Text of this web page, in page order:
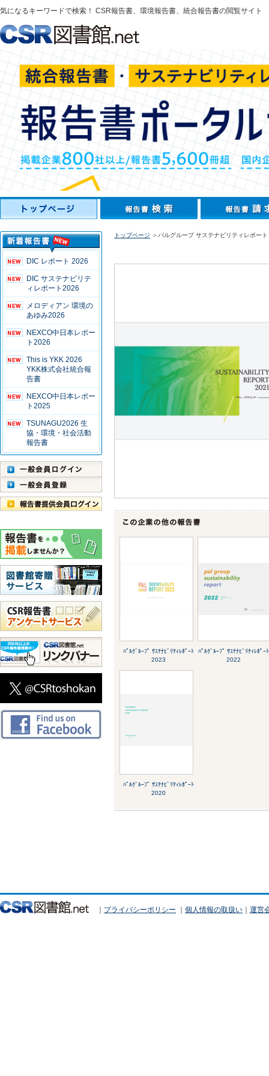
気になるキーワードで検索！ CSR報告書、環境報告書、統合報告書の閲覧サイト
DIC レポート 2026
DIC サステナビリテ
ィレポート2026
メロディアン 環境の
あゆみ2026
NEXCO中日本レポー
ト2026
This is YKK 2026
YKK株式会社統合報
告書
NEXCO中日本レポー
ト2025
TSUNAGU2026 生
協・環境・社会活動
報告書
トップページ ＞パルグループ サステナビリティレポー
ﾊﾟﾙｸﾞﾙｰﾌﾟ ｻｽﾃﾅﾋﾞﾘﾃｨﾚﾎﾟｰﾄ
2023
ﾊﾟﾙｸﾞﾙｰﾌﾟ ｻｽﾃﾅﾋﾞﾘﾃｨﾚﾎﾟｰﾄ
2022
ﾊﾟﾙｸﾞﾙｰﾌﾟ ｻｽﾃﾅﾋﾞﾘﾃｨﾚﾎﾟｰﾄ
2020
｜ プライバシーポリシー ｜ 個人情報の取扱い ｜ 運営